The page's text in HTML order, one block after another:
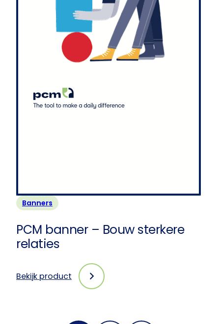
Banners
PCM banner – Bouw sterkere
relaties
Bekijk product
: